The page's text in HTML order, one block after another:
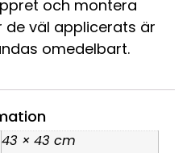
och montera
de väl applicerats är
omedelbart.
43 × 43 cm